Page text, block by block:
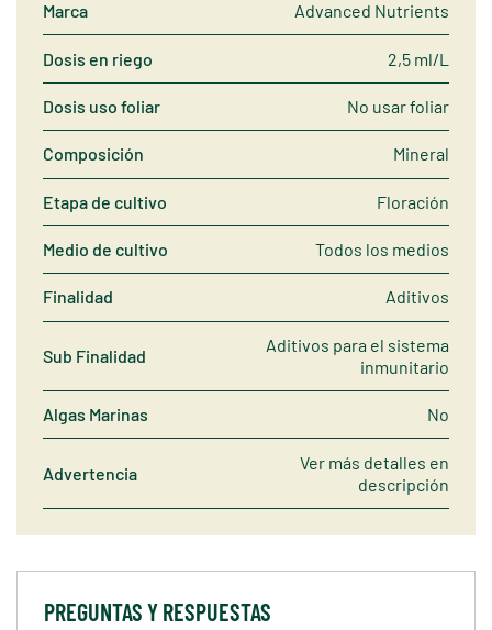
Marca Advanced Nutrients
Dosis en riego 2,5 ml/L
Dosis uso foliar No usar foliar
Composición Mineral
Etapa de cultivo Floración
Medio de cultivo Todos los medios
Finalidad Aditivos
Sub Finalidad
Aditivos para el sistema
inmunitario
Algas Marinas No
Advertencia
Ver más detalles en
descripción
PREGUNTAS Y RESPUESTAS